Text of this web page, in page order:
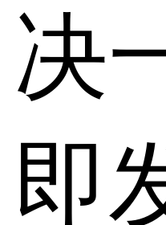
决
即